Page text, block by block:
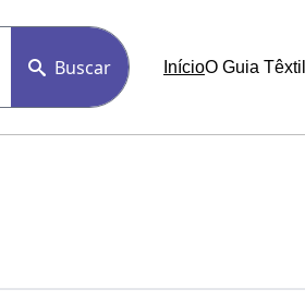
Buscar
InícioO Guia Têxtil